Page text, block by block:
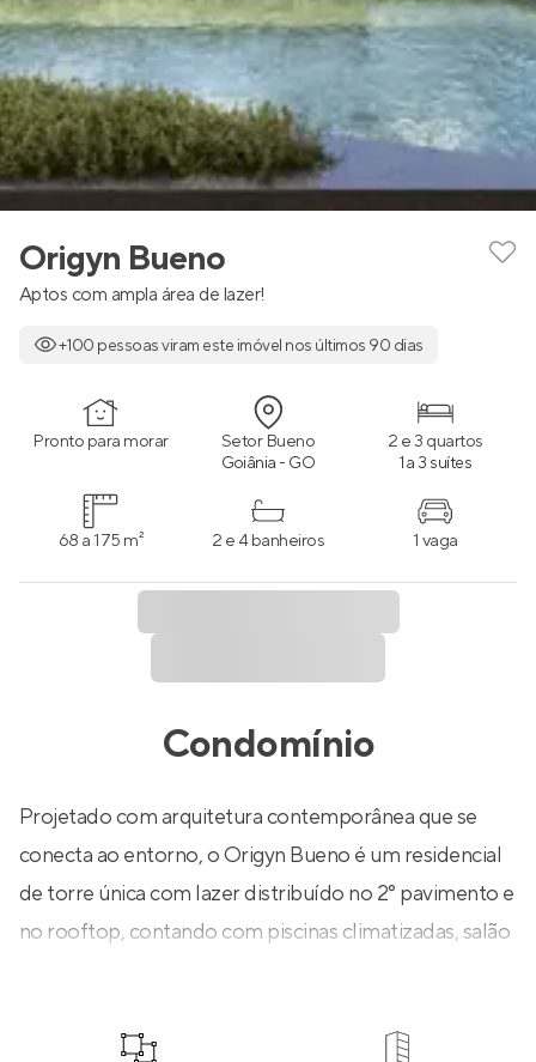
Origyn Bueno
Aptos com ampla área de lazer!
+100 pessoas viram este imóvel nos últimos 90 dias
Pronto para morar Setor Bueno
Goiânia - GO
2 e 3 quartos
1 a 3 suítes
68 a 175 m² 2 e 4 banheiros 1 vaga
Condomínio
Projetado com arquitetura contemporânea que se
conecta ao entorno, o Origyn Bueno é um residencial
de torre única com lazer distribuído no 2° pavimento e
no rooftop, contando com piscinas climatizadas, salão
equipado com lockers inteligentes, proteção